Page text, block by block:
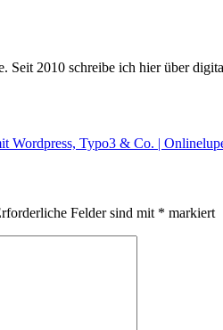
2010 schreibe ich hier über
Wordpress, Typo3 & Co. |
Felder sind mit * markiert